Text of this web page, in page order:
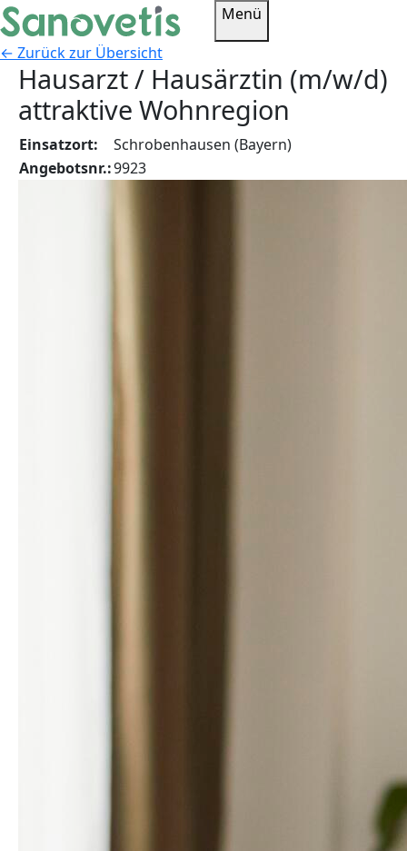
Menü
← Zurück zur Übersicht
Hausarzt / Hausärztin (m/w/d)
attraktive Wohnregion
Einsatzort:
Schrobenhausen (Bayern)
Angebotsnr.:9923